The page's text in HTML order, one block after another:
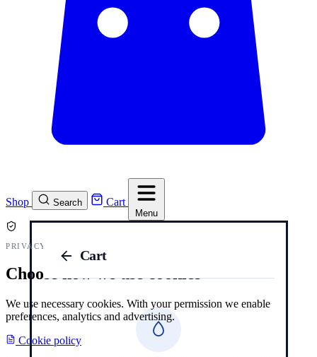
Shop Search Cart
Menu
Cart
PRIVACY AND COOKIES
Choose how we use cookies
We use necessary cookies. With your permission we enable
preferences, analytics and advertising.
Cookie policy